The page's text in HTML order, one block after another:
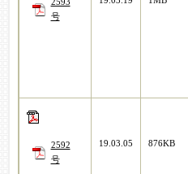
号
2592
号
19.03.05 876KB